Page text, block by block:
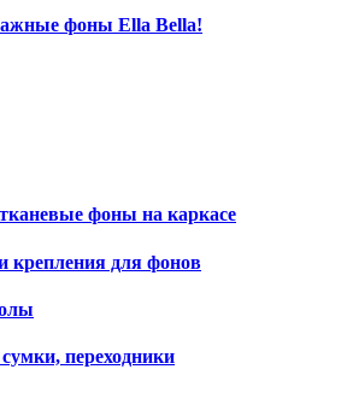
фоны Ella Bella!
фоны на каркасе
крепления для фонов
переходники